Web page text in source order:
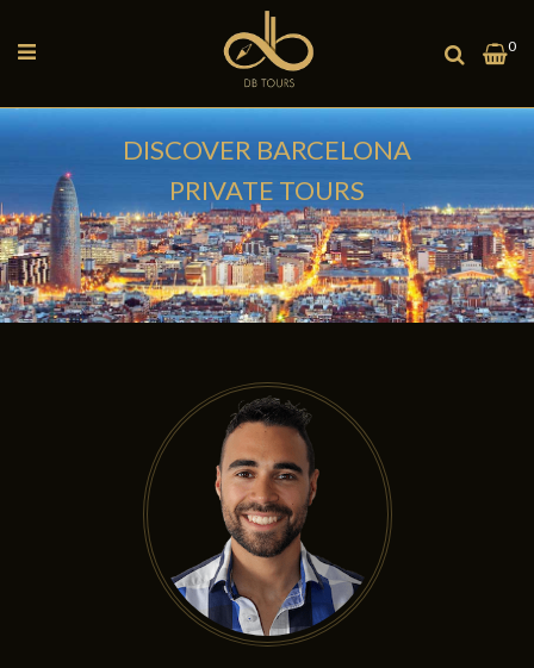
Navigation
0
DISCOVER BARCELONA
PRIVATE TOURS